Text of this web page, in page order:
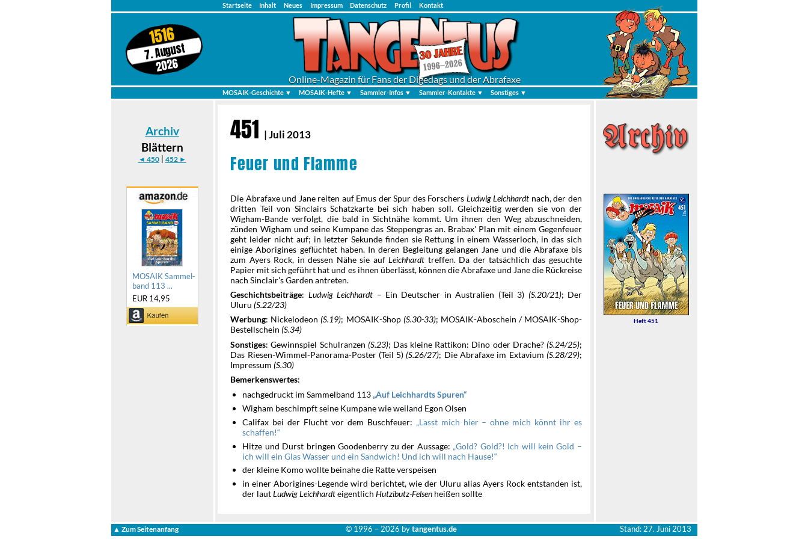
Startseite Inhalt Neues Impressum Datenschutz Profil Kontakt
1516
7. August
2026
Online-Magazin für Fans der Digedags und der Abrafaxe
MOSAIK-Geschichte ▼ MOSAIK-Hefte ▼ Sammler-Infos ▼ Sammler-Kontakte ▼ Sonstiges ▼
Archiv
Blättern
◄ 450| 452 ►
MOSAIK Sammel-
band 113 ...
EUR 14,95
Heft 451
451 | Juli 2013
Feuer und Flamme
Die Abrafaxe und Jane reiten auf Emus der Spur des Forschers Ludwig Leichhardt nach, der den
dritten Teil von Sinclairs Schatzkarte bei sich haben soll. Gleichzeitig werden sie von der
Wigham-Bande verfolgt, die bald in Sichtnähe kommt. Um ihnen den Weg abzuschneiden,
zünden Wigham und seine Kumpane das Steppengras an. Brabax' Plan mit einem Gegenfeuer
geht leider nicht auf; in letzter Sekunde finden sie Rettung in einem Wasserloch, in das sich
einige Aborigines geflüchtet haben. In deren Begleitung gelangen Jane und die Abrafaxe bis
zum Ayers Rock, in dessen Nähe sie aufLeichhardt treffen. Da der tatsächlich das gesuchte
Papier mit sich geführt hat und es ihnen überlässt, können die Abrafaxe und Jane die Rückreise
nach Sinclair's Garden antreten.
Geschichtsbeiträge: Ludwig Leichhardt – Ein Deutscher in Australien (Teil 3) (S.20/21); Der
Uluru(S.22/23)
Werbung: Nickelodeon(S.19); MOSAIK-Shop (S.30-33); MOSAIK-Aboschein / MOSAIK-Shop-
Bestellschein(S.34)
Sonstiges: Gewinnspiel Schulranzen (S.23); Das kleine Rattikon: Dino oder Drache? (S.24/25);
Das Riesen-Wimmel-Panorama-Poster (Teil 5)(S.26/27); Die Abrafaxe im Extavium (S.28/29);
Impressum(S.30)
Bemerkenswertes:
nachgedruckt im Sammelband 113 Auf Leichhardts Spuren
Wigham beschimpft seine Kumpane wie weiland Egon Olsen
Califax bei der Flucht vor dem Buschfeuer:
Lasst mich hier – ohne mich könnt ihr es
schaffen!
Hitze und Durst bringen Goodenberry zu der Aussage:
Gold? Gold?! Ich will kein Gold –
ich will ein Glas Wasser und ein Sandwich! Und ich will nach Hause!
der kleine Komo wollte beinahe die Ratte verspeisen
in einer Aborigines-Legende wird berichtet, wie der Uluru alias Ayers Rock entstanden ist,
der lautLudwig LeichhardteigentlichHutzibutz-Felsen heißen sollte
▲ Zum Seitenanfang © 1996 – 2026 bytangentus.de Stand: 27. Juni 2013